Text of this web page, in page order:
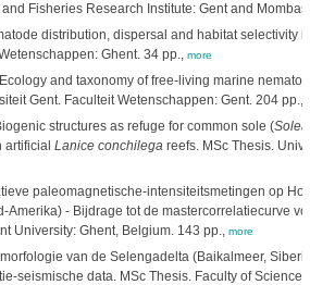
Fisheries Research Institute: Gent and
distribution, dispersal and habitat selectivity
Ghent. 34 pp., more
and taxonomy of free-living marine
Gent. Faculteit Wetenschappen: Gent. 204 pp.,
structures as refuge for common sole (
artificial Lanice conchilegareefs. MSc Thesis.
paleomagnetische-intensiteitsmetingen op
Amerika) - Bijdrage tot de mastercorrelatiecurve
University: Ghent, Belgium. 143 pp., more
van de Selengadelta (Baikalmeer,
seismische data. MSc Thesis. Faculty of